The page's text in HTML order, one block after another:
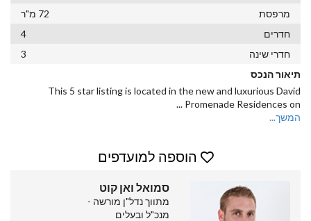
מרפסת
72 מ"ר
חדרים
4
חדרי שינה
3
תיאור הנכס
This 5 star listing is located in the new and luxurious David
Promenade Residences on
...
המשך...
הוספה למועדפים
סמואל ואן קוט
מתווך נדל"ן מורשה -
מנכ"ל ובעלים